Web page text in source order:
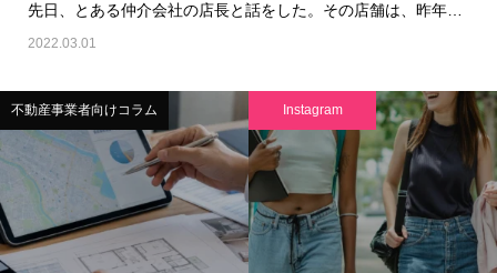
先日、とある仲介会社の店長と話をした。その店舗は、昨年に比べて大きく反響件数が増加したとのこと…
2022.03.01
不動産事業者向けコラム Instagram